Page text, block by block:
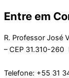
Entre em
R. Professor José
– CEP 31.310-260
Telefone: +55 31